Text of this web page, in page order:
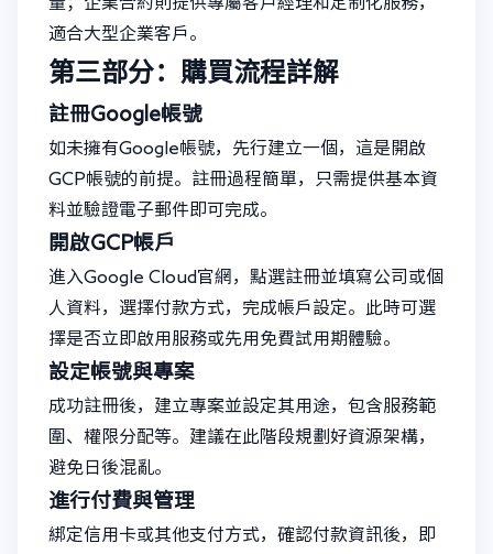
適合大型企業客戶。
第三部分：購買流程詳解
註冊Google帳號
如未擁有Google帳號，先行建立一個，這是開啟
GCP帳號的前提。註冊過程簡單，只需提供基本資
料並驗證電子郵件即可完成。
開啟GCP帳戶
進入Google Cloud官網，點選註冊並填寫公司或個
人資料，選擇付款方式，完成帳戶設定。此時可選
擇是否立即啟用服務或先用免費試用期體驗。
設定帳號與專案
成功註冊後，建立專案並設定其用途，包含服務範
圍、權限分配等。建議在此階段規劃好資源架構，
避免日後混亂。
進行付費與管理
綁定信用卡或其他支付方式，確認付款資訊後，即